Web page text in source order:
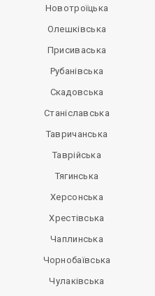
Новотроїцька
Олешківська
Присиваська
Рубанівська
Скадовська
Станіславська
Тавричанська
Таврійська
Тягинська
Херсонська
Хрестівська
Чаплинська
Чорнобаївська
Чулаківська